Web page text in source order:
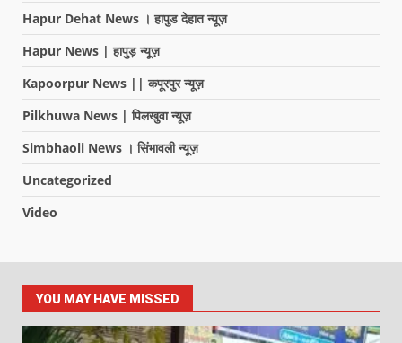
Hapur Dehat News । हापुड देहात न्यूज़
Hapur News | हापुड़ न्यूज़
Kapoorpur News || कपूरपुर न्यूज़
Pilkhuwa News | पिलखुवा न्यूज़
Simbhaoli News । सिंभावली न्यूज़
Uncategorized
Video
YOU MAY HAVE MISSED